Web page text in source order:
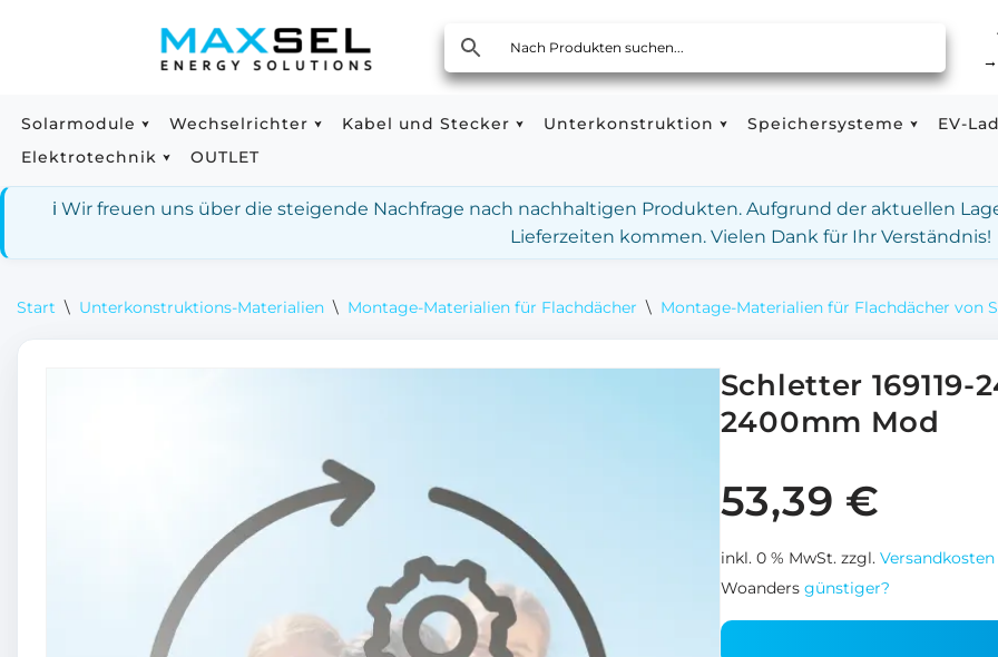
springen
Solarmodule Wechselrichter Kabel und Stecker Unterkonstruktion Speichersysteme
EV-
Elektrotechnik
OUTLET
ℹ️ Wir freuen uns über die steigende Nachfrage nach nachhaltigen Produkten. Aufgrund der aktuellen
Lieferzeiten kommen. Vielen Dank für Ihr Verständnis!
Start \ Unterkonstruktions-Materialien \ Montage-Materialien für Flachdächer \ Montage-Materialien für Flachdächer von
Schletter 169119-
2400mm Mod
53,39 €
inkl. 0 % MwSt. zzgl. Versandkosten
Woanders günstiger?